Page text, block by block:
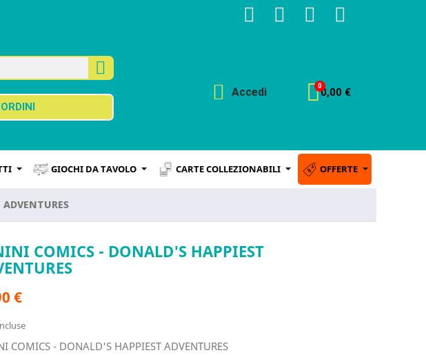
Accedi 0,00 €
GIOCHI DA TAVOLO CARTE COLLEZIONABILI OFFERTE
COMICS - DONALD'S HAPPIEST
€
COMICS - DONALD'S HAPPIEST ADVENTURES